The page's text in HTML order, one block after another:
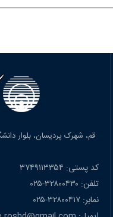
کد پستی: ۳۷۴۹۱۱۳۳۵۴
تلفن: ۳۲۸۰۰۴۳۰-۰۲۵
نمابر: ۳۲۸۰۰۴۱۷-۰۲۵